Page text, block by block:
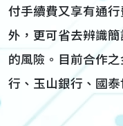
付手續費又享有通
外，更可省去辨識
的風險。目前合作
行、玉山銀行、國